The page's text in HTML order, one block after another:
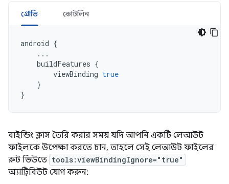
গ্রোভি কোটলিন
android {
...
buildFeatures {
viewBinding true
}
}
বাইন্ডিং ক্লাস তৈরি করার সময় যদি আপনি একটি লেআউট
ফাইলকে উপেক্ষা করতে চান, তাহলে সেই লেআউট ফাইলের
রুট ভিউতে tools:viewBindingIgnore="true"
অ্যাট্রিবিউট যোগ করুন: